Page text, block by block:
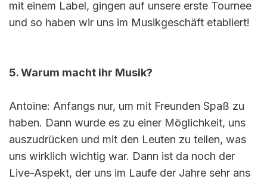
mit einem Label, gingen auf unsere erste Tournee
und so haben wir uns im Musikgeschäft etabliert!
5. Warum macht ihr Musik?
Antoine: Anfangs nur, um mit Freunden Spaß zu
haben. Dann wurde es zu einer Möglichkeit, uns
auszudrücken und mit den Leuten zu teilen, was
uns wirklich wichtig war. Dann ist da noch der
Live-Aspekt, der uns im Laufe der Jahre sehr ans